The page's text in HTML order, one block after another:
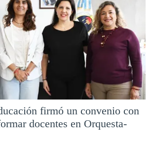
firmó un convenio con
docentes en Orquesta-